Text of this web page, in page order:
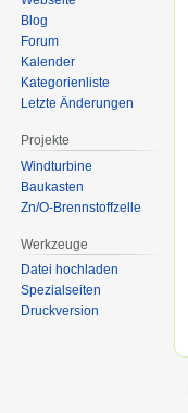
Blog
Forum
Kalender
Kategorienliste
Letzte Änderungen
Projekte
Windturbine
Baukasten
Zn/O-Brennstoffzelle
Werkzeuge
Datei hochladen
Spezialseiten
Druckversion